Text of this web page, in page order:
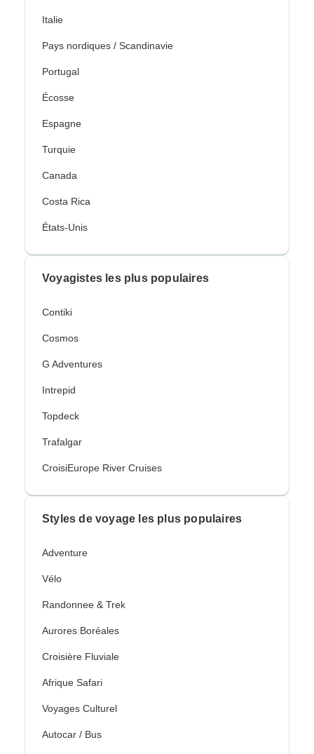
Italie
Pays nordiques / Scandinavie
Portugal
Écosse
Espagne
Turquie
Canada
Costa Rica
États-Unis
Voyagistes les plus populaires
Contiki
Cosmos
G Adventures
Intrepid
Topdeck
Trafalgar
CroisiEurope River Cruises
Styles de voyage les plus populaires
Adventure
Vélo
Randonnee & Trek
Aurores Boréales
Croisière Fluviale
Afrique Safari
Voyages Culturel
Autocar / Bus